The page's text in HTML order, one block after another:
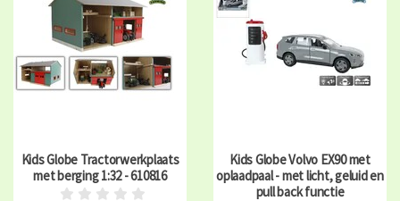
Kids Globe Tractorwerkplaats
met berging 1:32 - 610816
Kids Globe Volvo EX90 met
oplaadpaal - met licht, geluid en
pull back functie